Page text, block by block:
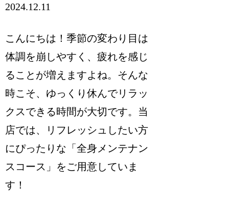
2024.12.11
こんにちは！季節の変わり目は
体調を崩しやすく、疲れを感じ
ることが増えますよね。そんな
時こそ、ゆっくり休んでリラッ
クスできる時間が大切です。当
店では、リフレッシュしたい方
にぴったりな「全身メンテナン
スコース」をご用意していま
す！